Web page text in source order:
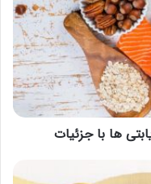
ها با جزئیات